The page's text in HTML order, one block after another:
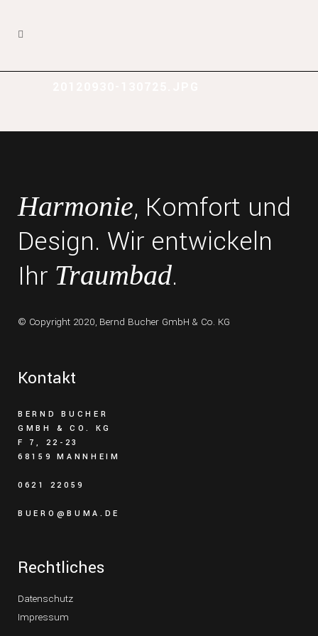
Harmonie, Komfort und
Design. Wir entwickeln
Ihr Traumbad.
© Copyright 2020, Bernd Bucher GmbH & Co. KG
Kontakt
BERND BUCHER
GMBH & CO. KG
F 7, 22-23
68159 MANNHEIM
0621 22059
BUERO@BUMA.DE
Rechtliches
Datenschutz
Impressum